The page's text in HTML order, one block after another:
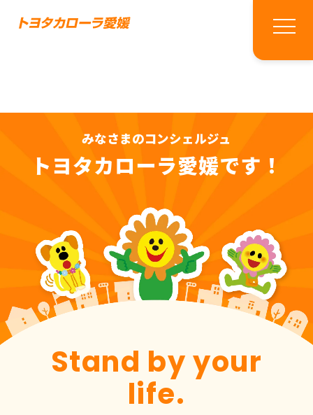
みなさまのコンシェルジュ
トヨタカローラ愛媛です！
Stand by your
life.